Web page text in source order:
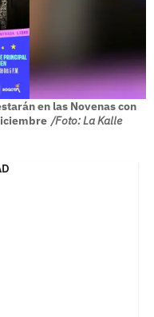
en las Novenas con
/Foto: La Kalle